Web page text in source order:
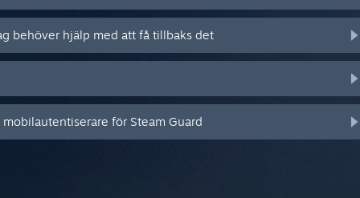
behöver hjälp med att få tillbaks det
för Steam Guard